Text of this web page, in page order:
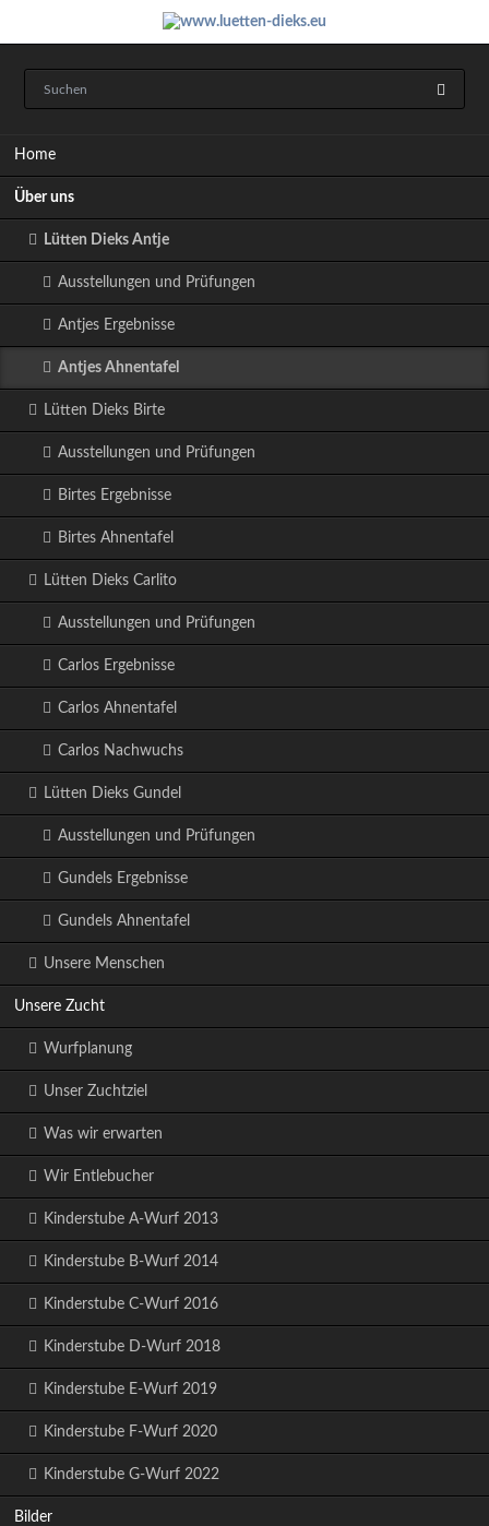
Home
Über uns
Lütten Dieks Antje
Ausstellungen und Prüfungen
Antjes Ergebnisse
Antjes Ahnentafel
Lütten Dieks Birte
Ausstellungen und Prüfungen
Birtes Ergebnisse
Birtes Ahnentafel
Lütten Dieks Carlito
Ausstellungen und Prüfungen
Carlos Ergebnisse
Carlos Ahnentafel
Carlos Nachwuchs
Lütten Dieks Gundel
Ausstellungen und Prüfungen
Gundels Ergebnisse
Gundels Ahnentafel
Unsere Menschen
Unsere Zucht
Wurfplanung
Unser Zuchtziel
Was wir erwarten
Wir Entlebucher
Kinderstube A-Wurf 2013
Kinderstube B-Wurf 2014
Kinderstube C-Wurf 2016
Kinderstube D-Wurf 2018
Kinderstube E-Wurf 2019
Kinderstube F-Wurf 2020
Kinderstube G-Wurf 2022
Bilder